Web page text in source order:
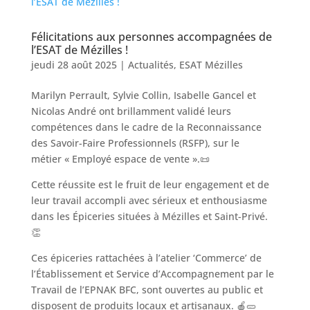
Félicitations aux personnes accompagnées de
l’ESAT de Mézilles !
jeudi 28 août 2025| Actualités, ESAT Mézilles
Marilyn Perrault, Sylvie Collin, Isabelle Gancel et
Nicolas André ont brillamment validé leurs
compétences dans le cadre de la Reconnaissance
des Savoir-Faire Professionnels (RSFP), sur le
métier « Employé espace de vente ».📜
Cette réussite est le fruit de leur engagement et de
leur travail accompli avec sérieux et enthousiasme
dans les Épiceries situées à Mézilles et Saint-Privé.
👏
Ces épiceries rattachées à l’atelier ‘Commerce’ de
l’Établissement et Service d’Accompagnement par le
Travail de l’EPNAK BFC, sont ouvertes au public et
disposent de produits locaux et artisanaux. 🍎🥒